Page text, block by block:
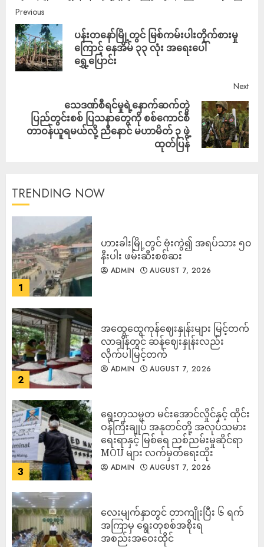
Previous
ပန်းတနော်မြို့တွင် မြစ်ကမ်းပါးတိုက်စားမှု
ကြောင့် နေအိမ် ၃၃ လုံး အရေးပေါ်
ရွှေ့ပြောင်း
Next
သေဒဏ်စီရင်မှုရဲ့နောက်ဆက်တွဲ
ပြည်တွင်းစစ် ပြသနာတွေကို စစ်ကောင်စီ
တာဝန်ယူရမယ်လို့ ညီနောင် မဟာမိတ် ၃ ဖွဲ့
ထုတ်ပြန်
TRENDING NOW
1
ဟားခါးမြို့တွင် ဗုံးကွဲ၍ အရပ်သား ၅၀
နီးပါး ဖမ်းဆီးစစ်ဆး
ADMIN AUGUST 7, 2026
2
အထွေထွေကုန်ဈေးနှုန်းများ မြင့်တက်
လာချိန်တွင် ဆန်ဈေးနှုန်းလည်း
လိုက်ပါမြင့်တက်
ADMIN AUGUST 7, 2026
3
ရွေးတုသမ္မတ မင်းအောင်လှိုင်နှင့် ထိုင်း
ဝန်ကြီးချုပ် အနုတင်တို့ အလုပ်သမား
ရေးရာနှင့် မြစ်ရေ ညစ်ညမ်းမှုဆိုင်ရာ
MOU များ လက်မှတ်ရေးထိုး
ADMIN AUGUST 7, 2026
လေးမျက်နှာတွင် တာကျိုးပြီး ၆ ရက်
အကြာမှ ရွေးတုစစ်အစိုးရ
အစည်းအဝေးထိုင်